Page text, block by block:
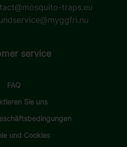
traps.eu
service
FAQ
Sie uns
und Cookies